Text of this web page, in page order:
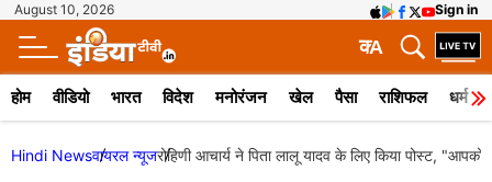
August 10, 2026 Sign in
A
क
होम वीडियो भारत विदेश मनोरंजन खेल पैसा राशिफल धर्म
Hindi Newsवायरल न्‍यूजरोहिणी आचार्य ने पिता लालू यादव के लिए किया पोस्ट,